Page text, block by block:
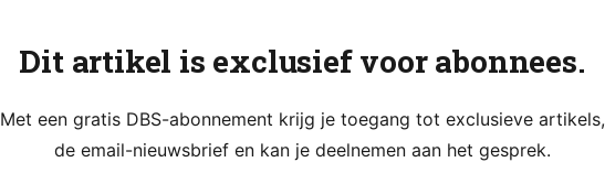
Dit artikel is exclusief voor abonnees.
Met een gratis DBS-abonnement krijg je toegang tot exclusieve artikels,
de email-nieuwsbrief en kan je deelnemen aan het gesprek.